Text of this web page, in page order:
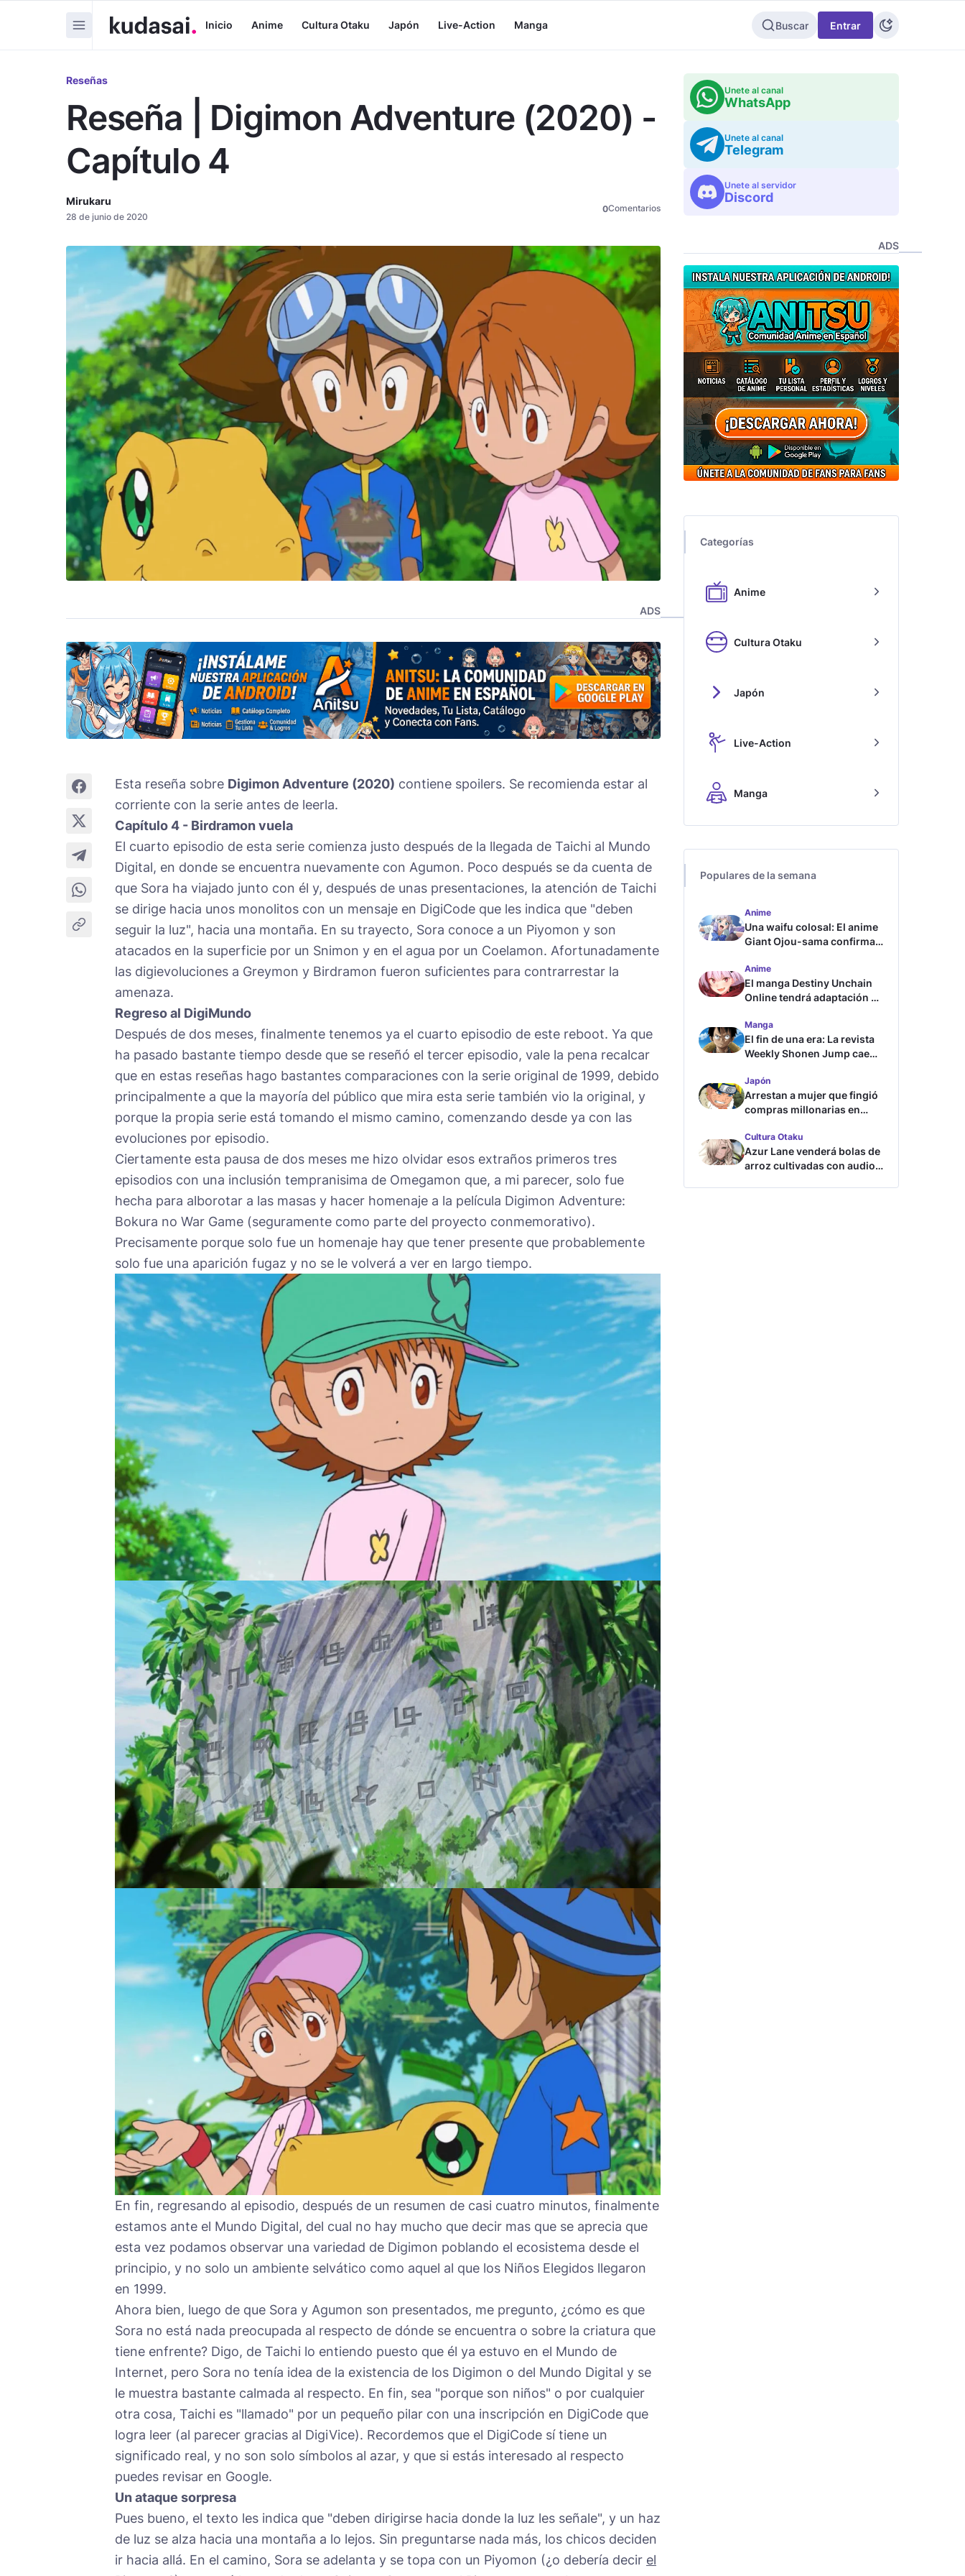
Inicio Anime Cultura Otaku Japón Live-Action Manga Buscar Entrar
Reseñas
Reseña | Digimon Adventure (2020) -
Capítulo 4
Mirukaru
28 de junio de 2020
0Comentarios
ADS
Esta reseña sobre Digimon Adventure (2020) contiene spoilers. Se recomienda estar al
corriente con la serie antes de leerla.
Capítulo 4 - Birdramon vuela
El cuarto episodio de esta serie comienza justo después de la llegada de Taichi al Mundo
Digital, en donde se encuentra nuevamente con Agumon. Poco después se da cuenta de
que Sora ha viajado junto con él y, después de unas presentaciones, la atención de Taichi
se dirige hacia unos monolitos con un mensaje en DigiCode que les indica que "deben
seguir la luz", hacia una montaña. En su trayecto, Sora conoce a un Piyomon y son
atacados en la superficie por un Snimon y en el agua por un Coelamon. Afortunadamente
las digievoluciones a Greymon y Birdramon fueron suficientes para contrarrestar la
amenaza.
Regreso al DigiMundo
Después de dos meses, finalmente tenemos ya el cuarto episodio de este reboot. Ya que
ha pasado bastante tiempo desde que se reseñó el tercer episodio, vale la pena recalcar
que en estas reseñas hago bastantes comparaciones con la serie original de 1999, debido
principalmente a que la mayoría del público que mira esta serie también vio la original, y
porque la propia serie está tomando el mismo camino, comenzando desde ya con las
evoluciones por episodio.
Ciertamente esta pausa de dos meses me hizo olvidar esos extraños primeros tres
episodios con una inclusión tempranisima de Omegamon que, a mi parecer, solo fue
hecha para alborotar a las masas y hacer homenaje a la película Digimon Adventure:
Bokura no War Game (seguramente como parte del proyecto conmemorativo).
Precisamente porque solo fue un homenaje hay que tener presente que probablemente
solo fue una aparición fugaz y no se le volverá a ver en largo tiempo.
En fin, regresando al episodio, después de un resumen de casi cuatro minutos, finalmente
estamos ante el Mundo Digital, del cual no hay mucho que decir mas que se aprecia que
esta vez podamos observar una variedad de Digimon poblando el ecosistema desde el
principio, y no solo un ambiente selvático como aquel al que los Niños Elegidos llegaron
en 1999.
Ahora bien, luego de que Sora y Agumon son presentados, me pregunto, ¿cómo es que
Sora no está nada preocupada al respecto de dónde se encuentra o sobre la criatura que
tiene enfrente? Digo, de Taichi lo entiendo puesto que él ya estuvo en el Mundo de
Internet, pero Sora no tenía idea de la existencia de los Digimon o del Mundo Digital y se
le muestra bastante calmada al respecto. En fin, sea "porque son niños" o por cualquier
otra cosa, Taichi es "llamado" por un pequeño pilar con una inscripción en DigiCode que
logra leer (al parecer gracias al DigiVice). Recordemos que el DigiCode sí tiene un
significado real, y no son solo símbolos al azar, y que si estás interesado al respecto
puedes revisar en Google.
Un ataque sorpresa
Pues bueno, el texto les indica que "deben dirigirse hacia donde la luz les señale", y un haz
de luz se alza hacia una montaña a lo lejos. Sin preguntarse nada más, los chicos deciden
ir hacia allá. En el camino, Sora se adelanta y se topa con un Piyomon (¿o debería decir el
Unete al canal
WhatsApp
Unete al canal
Telegram
Unete al servidor
Discord
ADS
Categorías
Anime
Cultura Otaku
Japón
Live-Action
Manga
Populares de la semana
Anime
Una waifu colosal: El anime
Giant Ojou-sama confirma
Anime
El manga Destiny Unchain
Online tendrá adaptación al
Manga
El fin de una era: La revista
Weekly Shonen Jump cae
copias
Japón
Arrestan a mujer que fingió
compras millonarias en
Cultura Otaku
Azur Lane venderá bolas de
arroz cultivadas con audios